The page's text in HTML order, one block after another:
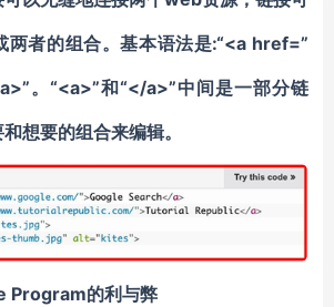
两者的组合。基本语法是:“<a href=”
。“<a>”和“</a>”中间是一部分链
想要的组合来编辑。
Program的利与弊